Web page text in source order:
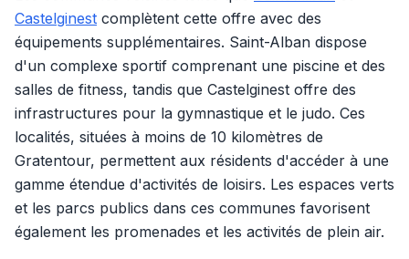
Castelginest complètent cette offre avec des
équipements supplémentaires. Saint-Alban dispose
d'un complexe sportif comprenant une piscine et des
salles de fitness, tandis que Castelginest offre des
infrastructures pour la gymnastique et le judo. Ces
localités, situées à moins de 10 kilomètres de
Gratentour, permettent aux résidents d'accéder à une
gamme étendue d'activités de loisirs. Les espaces verts
et les parcs publics dans ces communes favorisent
également les promenades et les activités de plein air.